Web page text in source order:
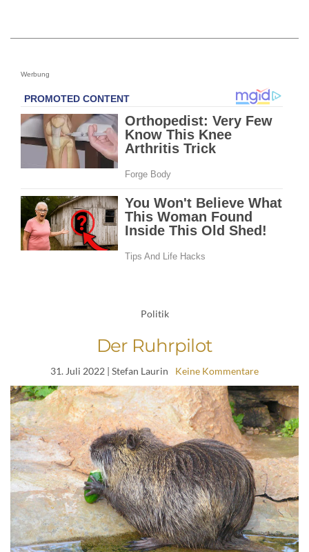
Werbung
Politik
Der Ruhrpilot
31. Juli 2022 | Stefan Laurin Keine Kommentare